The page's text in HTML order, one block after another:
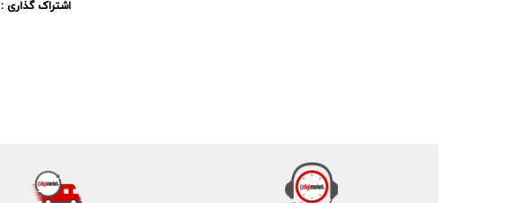
اشتراک گذاری :